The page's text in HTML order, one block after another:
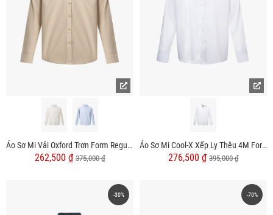
Áo Sơ Mi Vải Oxford Trơn Form Regular SM158
262,500 ₫375,000 ₫
Áo Sơ Mi Cool-X Xếp Ly Thêu 4M Form Slimfit SM194
276,500 ₫395,000 ₫
-30% -70%